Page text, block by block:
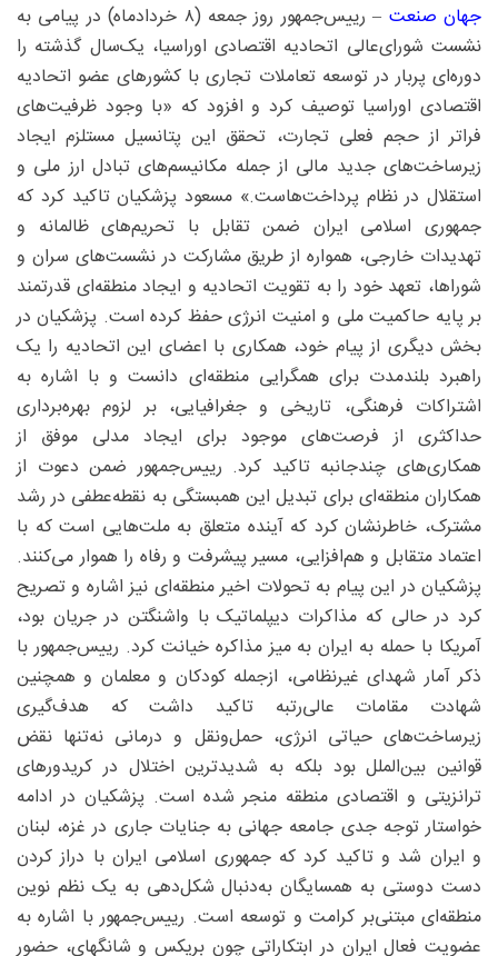
جهان صنعت
– رییس‌جمهور روز جمعه (۸ خردادماه) در پیامی به
نشست شورای‌عالی اتحادیه اقتصادی اوراسیا، یک‌سال گذشته را
دوره‌ای پربار در توسعه تعاملات تجاری با کشورهای عضو اتحادیه
اقتصادی اوراسیا توصیف کرد و افزود که «با وجود ظرفیت‌های
فراتر از حجم فعلی تجارت، تحقق این پتانسیل مستلزم ایجاد
زیرساخت‌های جدید مالی از جمله مکانیسم‌های تبادل ارز ملی و
استقلال در نظام پرداخت‌هاست.» مسعود پزشکیان تاکید کرد که
جمهوری اسلامی ایران ضمن تقابل با تحریم‌های ظالمانه و
تهدیدات خارجی، همواره از طریق مشارکت در نشست‌های سران و
شوراها، تعهد خود را به تقویت اتحادیه و ایجاد منطقه‌ای قدرتمند
بر پایه حاکمیت ملی و امنیت انرژی حفظ کرده است. پزشکیان در
بخش دیگری از پیام خود، همکاری با اعضای این اتحادیه را یک
راهبرد بلندمدت برای همگرایی منطقه‌ای دانست و با اشاره به
اشتراکات فرهنگی، تاریخی و جغرافیایی، بر لزوم بهره‌برداری
حداکثری از فرصت‌های موجود برای ایجاد مدلی موفق از
همکاری‌های چندجانبه تاکید کرد. رییس‌جمهور ضمن دعوت از
همکاران منطقه‌ای برای تبدیل این همبستگی به نقطه‌عطفی در رشد
مشترک، خاطرنشان کرد که آینده متعلق به ملت‌هایی است که با
اعتماد متقابل و هم‌افزایی، مسیر پیشرفت و رفاه را هموار می‌‌کنند.
پزشکیان در این پیام به تحولات اخیر منطقه‌ای نیز اشاره و تصریح
کرد در حالی که مذاکرات دیپلماتیک با واشنگتن در جریان بود،
آمریکا با حمله به ایران به میز مذاکره خیانت کرد. رییس‌جمهور با
ذکر آمار شهدای غیرنظامی، ازجمله کودکان و معلمان و همچنین
شهادت مقامات عالی‌رتبه تاکید داشت که هدف‌گیری
زیرساخت‌های حیاتی انرژی، حمل‌ونقل و درمانی نه‌تنها نقض
قوانین بین‌الملل بود بلکه به شدیدترین اختلال در کریدورهای
ترانزیتی و اقتصادی منطقه منجر شده است. پزشکیان در ادامه
خواستار توجه جدی جامعه جهانی به جنایات جاری در غزه، لبنان
و ایران شد و تاکید کرد که جمهوری اسلامی ایران با دراز کردن
دست دوستی به همسایگان به‌دنبال شکل‌دهی به یک نظم نوین
منطقه‌ای مبتنی‌بر کرامت و توسعه است. رییس‌جمهور با اشاره به
عضویت فعال ایران در ابتکاراتی چون بریکس و شانگهای، حضور